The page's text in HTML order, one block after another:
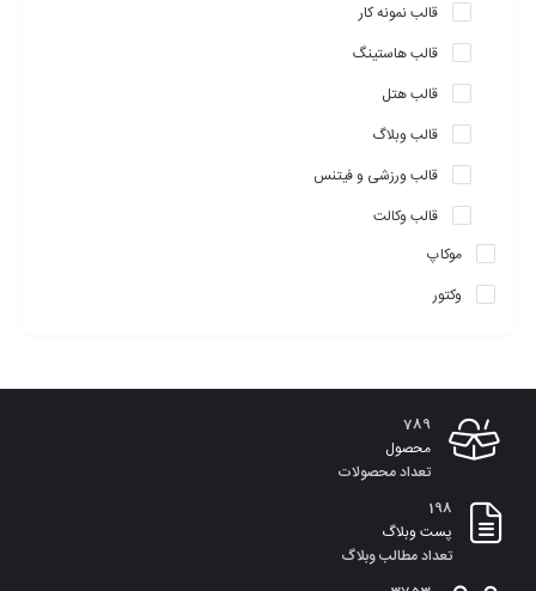
قالب نمونه کار
قالب هاستینگ
قالب هتل
قالب وبلاگ
قالب ورزشی و فیتنس
قالب وکالت
موکاپ
وکتور
789
محصول
تعداد محصولات
198
پست وبلاگ
تعداد مطالب وبلاگ